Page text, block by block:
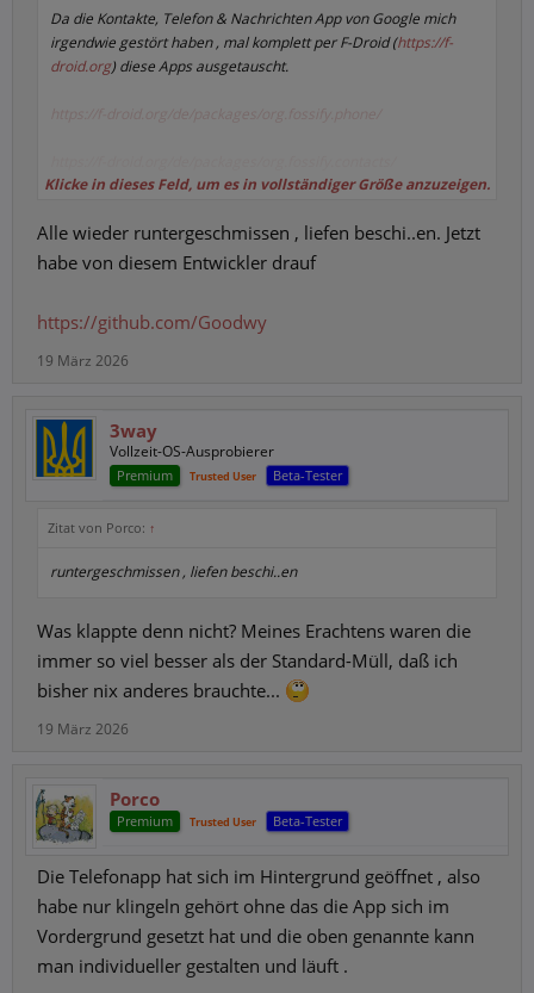
Da die Kontakte, Telefon & Nachrichten App von Google mich
irgendwie gestört haben , mal komplett per F-Droid (https://f-
droid.org) diese Apps ausgetauscht.
https://f-droid.org/de/packages/org.fossify.phone/
Fossify:
Klicke in dieses Feld, um es in vollständiger Größe anzuzeigen.
Alle wieder runtergeschmissen , liefen beschi..en. Jetzt
habe von diesem Entwickler drauf
https://github.com/Goodwy
19 März 2026
3way
Vollzeit-OS-Ausprobierer
Premium Trusted User Beta-Tester
Zitat von Porco: ↑
runtergeschmissen , liefen beschi..en
Was klappte denn nicht? Meines Erachtens waren die
immer so viel besser als der Standard-Müll, daß ich
bisher nix anderes brauchte...
19 März 2026
Porco
Premium Trusted User Beta-Tester
Die Telefonapp hat sich im Hintergrund geöffnet , also
habe nur klingeln gehört ohne das die App sich im
Vordergrund gesetzt hat und die oben genannte kann
man individueller gestalten und läuft .